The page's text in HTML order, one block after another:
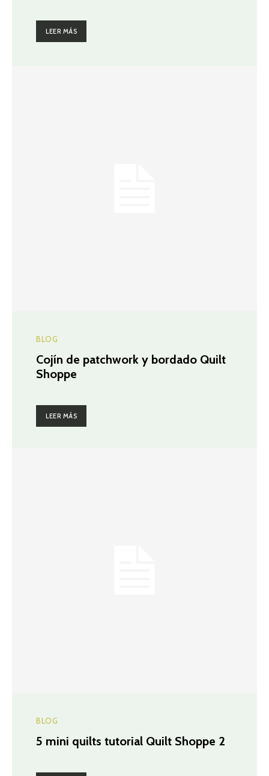
LEER MÁS
BLOG
Cojín de patchwork y bordado Quilt
Shoppe
LEER MÁS
BLOG
5 mini quilts tutorial Quilt Shoppe 2